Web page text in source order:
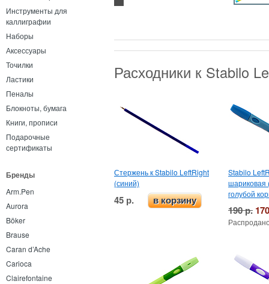
Инструменты для
каллиграфии
Наборы
Аксессуары
Точилки
Ластики
Пеналы
Блокноты, бумага
Книги, прописи
Подарочные
сертификаты
Бренды
Arm.Pen
Aurora
Böker
Brause
Caran d’Ache
Carioca
Clairefontaine
Расходники к Stabilo
Стержень к Stabilo LeftRight
(синий)
45 р. в корзину
Stabilo
шариковая
голубой
190 р.